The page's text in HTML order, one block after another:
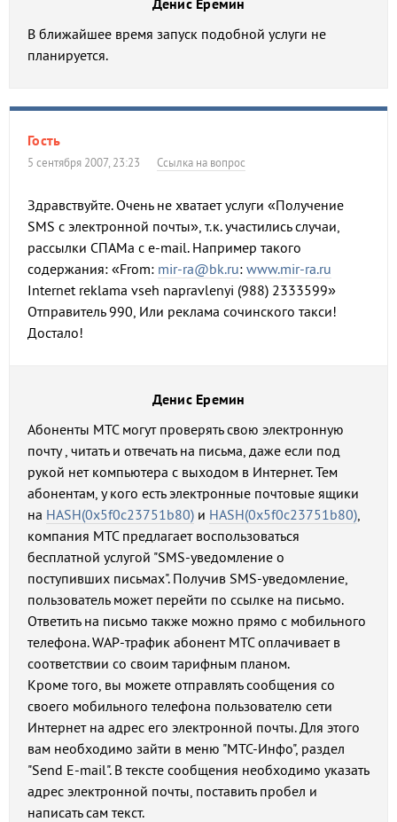
Денис Еремин
В ближайшее время запуск подобной услуги не
планируется.
Гость
5 сентября 2007, 23:23 Ссылка на вопрос
Здравствуйте. Очень не хватает услуги «Получение
SMS с электронной почты», т.к. участились случаи,
рассылки СПАМа с e-mail. Например такого
содержания: «From: mir-ra@bk.ru: www.mir-ra.ru
Internet reklama vseh napravlenyi (988) 2333599»
Отправитель 990, Или реклама сочинского такси!
Достало!
Денис Еремин
Абоненты МТС могут проверять свою электронную
почту , читать и отвечать на письма, даже если под
рукой нет компьютера с выходом в Интернет. Тем
абонентам, у кого есть электронные почтовые ящики
на HASH(0x5f0c23751b80) и HASH(0x5f0c23751b80),
компания МТС предлагает воспользоваться
бесплатной услугой "SMS-уведомление о
поступивших письмах". Получив SMS-уведомление,
пользователь может перейти по ссылке на письмо.
Ответить на письмо также можно прямо с мобильного
телефона. WAP-трафик абонент МТС оплачивает в
соответствии со своим тарифным планом.
Кроме того, вы можете отправлять сообщения со
своего мобильного телефона пользователю сети
Интернет на адрес его электронной почты. Для этого
вам необходимо зайти в меню "МТС-Инфо", раздел
"Send E-mail". В тексте сообщения необходимо указать
адрес электронной почты, поставить пробел и
написать сам текст.